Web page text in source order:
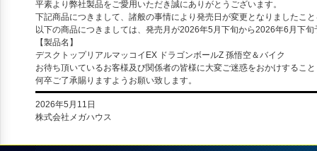
平素より弊社製品をご愛用いただき誠にありがとうございます。
下記商品につきまして、諸般の事情により発売日が変更となりましたこ
以下の商品につきましては、発売月が2026年5月下旬から2026年6月下旬
【製品名】
デスクトップリアルマッコイEX ドラゴンボールZ 孫悟空＆バイク
お待ち頂いているお客様及び関係者の皆様に大変ご迷惑をおかけするこ
何卒ご了承賜りますようお願い致します。
2026年5月11日
株式会社メガハウス